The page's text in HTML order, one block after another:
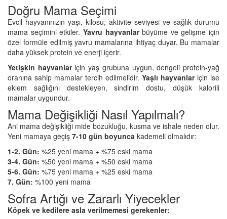
Doğru Mama Seçimi
Evcil hayvanınızın yaşı, kilosu, aktivite seviyesi ve sağlık durumu
mama seçimini etkiler. Yavru hayvanlarbüyüme ve gelişme için
özel formüle edilmiş yavru mamalarına ihtiyaç duyar. Bu mamalar
daha yüksek protein ve enerji içerir.
Yetişkin hayvanlariçin yaş grubuna uygun, dengeli protein-yağ
oranına sahip mamalar tercih edilmelidir. Yaşlı hayvanlariçin ise
eklem sağlığını destekleyen, sindirim dostu, düşük kalorili
mamalar uygundur.
Mama Değişikliği Nasıl Yapılmalı?
Ani mama değişikliği mide bozukluğu, kusma ve ishale neden olur.
Yeni mamaya geçiş 7-10 gün boyunca kademeli olmalıdır:
1-2. Gün: %25 yeni mama + %75 eski mama
3-4. Gün: %50 yeni mama + %50 eski mama
5-6. Gün: %75 yeni mama + %25 eski mama
7. Gün: %100 yeni mama
Sofra Artığı ve Zararlı Yiyecekler
Köpek ve kedilere asla verilmemesi gerekenler: